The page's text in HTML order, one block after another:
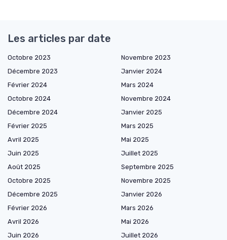
Les articles par date
Octobre 2023
Novembre 2023
Décembre 2023
Janvier 2024
Février 2024
Mars 2024
Octobre 2024
Novembre 2024
Décembre 2024
Janvier 2025
Février 2025
Mars 2025
Avril 2025
Mai 2025
Juin 2025
Juillet 2025
Août 2025
Septembre 2025
Octobre 2025
Novembre 2025
Décembre 2025
Janvier 2026
Février 2026
Mars 2026
Avril 2026
Mai 2026
Juin 2026
Juillet 2026